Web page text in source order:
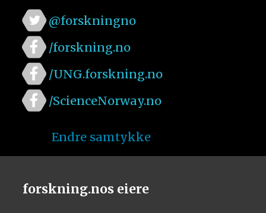
@forskningno
/forskning.no
/UNG.forskning.no
/ScienceNorway.no
Endre samtykke
forskning.nos eiere